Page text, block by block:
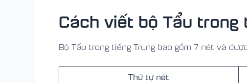
Cách viết bộ Tẩu trong
Bộ Tẩu trong tiếng Trung bao gồm 7 nét và
Thứ tự nét